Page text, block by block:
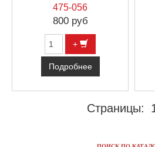
475-056
800 руб
+
Подробнее
Страницы: